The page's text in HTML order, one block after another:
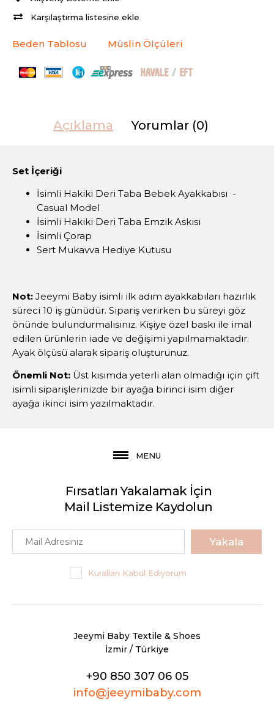
Karşılaştırma listesine ekle
Beden Tablosu Müslin Ölçüleri
Açıklama Yorumlar (0)
Set İçeriği
İsimli Hakiki Deri Taba Bebek Ayakkabısı -
Casual Model
İsimli Hakiki Deri Taba Emzik Askısı
İsimli Çorap
Sert Mukavva Hediye Kutusu
Not: Jeeymi Baby isimli ilk adım ayakkabıları hazırlık
süreci 10 iş günüdür. Sipariş verirken bu süreyi göz
önünde bulundurmalısınız. Kişiye özel baskı ile imal
edilen ürünlerin iade ve değişimi yapılmamaktadır.
Ayak ölçüsü alarak sipariş oluşturunuz.
Önemli Not: Üst kısımda yeterli alan olmadığı için çift
isimli siparişlerinizde bir ayağa birinci isim diğer
ayağa ikinci isim yazılmaktadır.
MENU
Fırsatları Yakalamak İçin
Mail Listemize Kaydolun
Yakala
Kuralları Kabul Ediyorum
Jeeymi Baby Textile & Shoes
İzmir / Türkiye
+90 850 307 06 05
info@jeeymibaby.com